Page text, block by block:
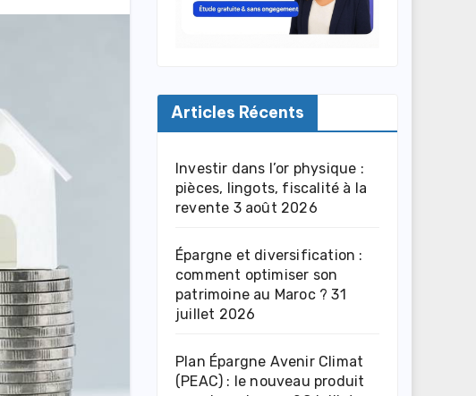
Articles Récents
Investir dans l’or physique :
pièces, lingots, fiscalité à la
revente 3 août 2026
Épargne et diversification :
comment optimiser son
patrimoine au Maroc ? 31
juillet 2026
Plan Épargne Avenir Climat
(PEAC) : le nouveau produit